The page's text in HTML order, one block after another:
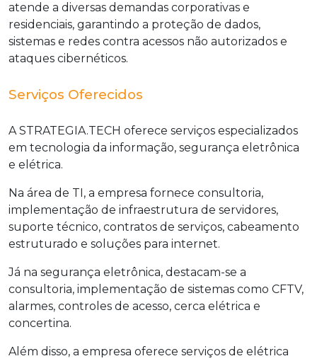
atende a diversas demandas corporativas e
residenciais, garantindo a proteção de dados,
sistemas e redes contra acessos não autorizados e
ataques cibernéticos.
Serviços Oferecidos
A STRATEGIA.TECH oferece serviços especializados
em tecnologia da informação, segurança eletrônica
e elétrica.
Na área de TI, a empresa fornece consultoria,
implementação de infraestrutura de servidores,
suporte técnico, contratos de serviços, cabeamento
estruturado e soluções para internet.
Já na segurança eletrônica, destacam-se a
consultoria, implementação de sistemas como CFTV,
alarmes, controles de acesso, cerca elétrica e
concertina.
Além disso, a empresa oferece serviços de elétrica